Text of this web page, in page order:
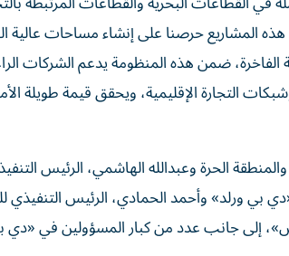
حرصنا على إنشاء مساحات عالية
الفاخرة، ضمن هذه المنظومة يدعم الشركات
التجارة الإقليمية، ويحقق قيمة طويلة
الحرة وعبدالله الهاشمي، الرئيس
بي ورلد» وأحمد الحمادي، الرئيس التنفيذي
إلى جانب عدد من كبار المسؤولين في «دي